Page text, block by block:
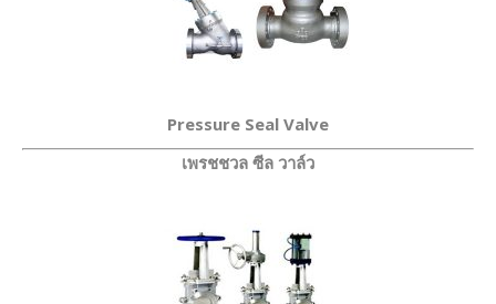
Pressure Seal Valve
เพรชชวล ซีล วาล์ว